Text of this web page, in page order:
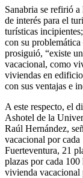
Sanabria se refirió
de interés para el
turísticas
con su
prosiguió, “existe
vacacional, como
viviendas en
con sus ventajas e
A este respecto, el
Ashotel de la
Raúl Hernández,
vacacional por cada
Fuerteventura, 21
plazas por cada
vivienda vacacional